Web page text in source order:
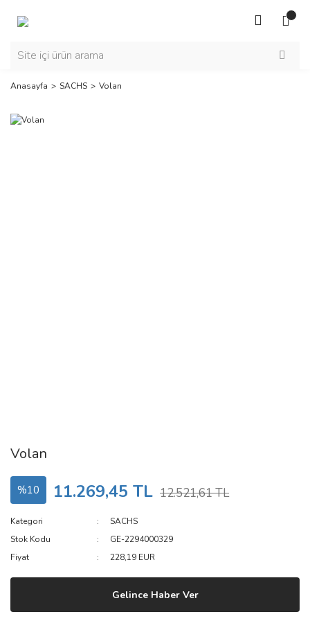
Anasayfa SACHS Volan
Volan
%10 11.269,45 TL 12.521,61 TL
Kategori
SACHS
Stok Kodu
GE-2294000329
Fiyat
228,19 EUR
Gelince Haber Ver